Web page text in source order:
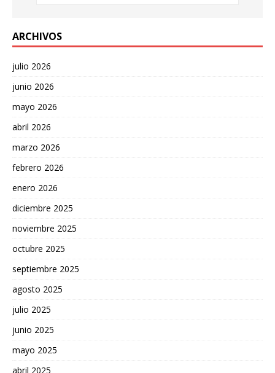
ARCHIVOS
julio 2026
junio 2026
mayo 2026
abril 2026
marzo 2026
febrero 2026
enero 2026
diciembre 2025
noviembre 2025
octubre 2025
septiembre 2025
agosto 2025
julio 2025
junio 2025
mayo 2025
abril 2025